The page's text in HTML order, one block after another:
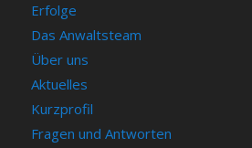
Erfolge
Das Anwaltsteam
Über uns
Aktuelles
Kurzprofil
Fragen und Antworten